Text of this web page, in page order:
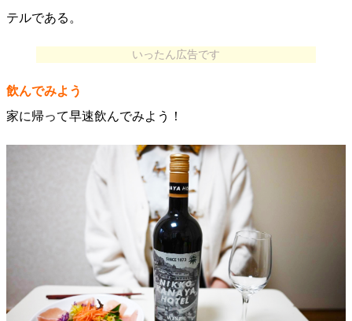
テルである。
いったん広告です
飲んでみよう
家に帰って早速飲んでみよう！